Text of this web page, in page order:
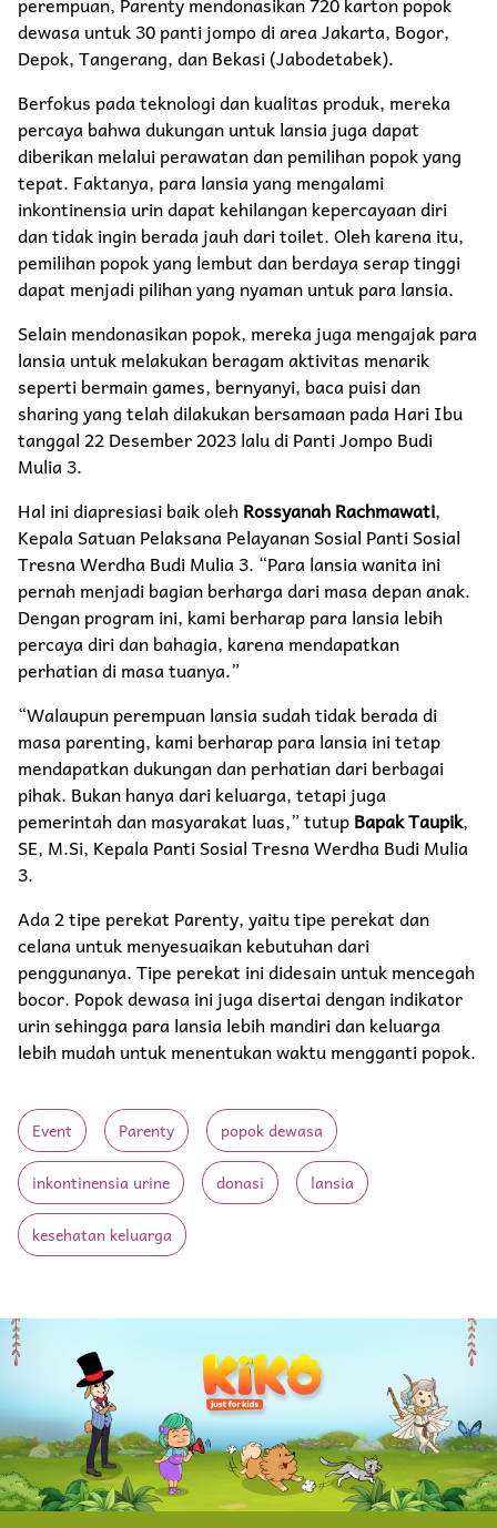
dewasa untuk 30 panti jompo di area Jakarta, Bogor,
Depok, Tangerang, dan Bekasi (Jabodetabek).
Berfokus pada teknologi dan kualitas produk, mereka
percaya bahwa dukungan untuk lansia juga dapat
diberikan melalui perawatan dan pemilihan popok yang
tepat. Faktanya, para lansia yang mengalami
inkontinensia urin dapat kehilangan kepercayaan diri
dan tidak ingin berada jauh dari toilet. Oleh karena itu,
pemilihan popok yang lembut dan berdaya serap tinggi
dapat menjadi pilihan yang nyaman untuk para lansia.
Selain mendonasikan popok, mereka juga mengajak para
lansia untuk melakukan beragam aktivitas menarik
seperti bermain games, bernyanyi, baca puisi dan
sharing yang telah dilakukan bersamaan pada Hari Ibu
tanggal 22 Desember 2023 lalu di Panti Jompo Budi
Mulia 3.
Hal ini diapresiasi baik olehRossyanah Rachmawati,
Kepala Satuan Pelaksana Pelayanan Sosial Panti Sosial
Tresna Werdha Budi Mulia 3. “Para lansia wanita ini
pernah menjadi bagian berharga dari masa depan anak.
Dengan program ini, kami berharap para lansia lebih
percaya diri dan bahagia, karena mendapatkan
perhatian di masa tuanya.”
“Walaupun perempuan lansia sudah tidak berada di
masa parenting, kami berharap para lansia ini tetap
mendapatkan dukungan dan perhatian dari berbagai
pihak. Bukan hanya dari keluarga, tetapi juga
pemerintah dan masyarakat luas,” tutupBapak Taupik,
SE, M.Si, Kepala Panti Sosial Tresna Werdha Budi Mulia
3.
Ada 2 tipe perekat Parenty, yaitu tipe perekat dan
celana untuk menyesuaikan kebutuhan dari
penggunanya. Tipe perekat ini didesain untuk mencegah
bocor. Popok dewasa ini juga disertai dengan indikator
urin sehingga para lansia lebih mandiri dan keluarga
lebih mudah untuk menentukan waktu mengganti popok.
Event Parenty popok dewasa
inkontinensia urine donasi lansia
kesehatan keluarga